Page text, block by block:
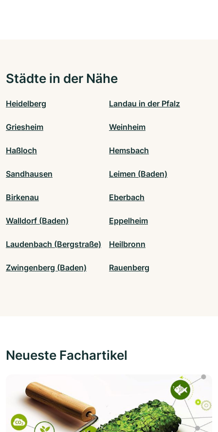
Städte in der Nähe
Heidelberg Landau in der Pfalz
Griesheim Weinheim
Haßloch Hemsbach
Sandhausen Leimen (Baden)
Birkenau Eberbach
Walldorf (Baden) Eppelheim
Laudenbach (Bergstraße) Heilbronn
Zwingenberg (Baden) Rauenberg
Neueste Fachartikel